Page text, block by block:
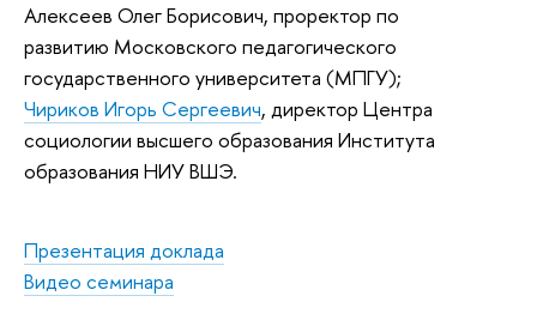
Алексеев Олег Борисович, проректор по
развитию Московского педагогического
государственного университета (МПГУ);
Чириков Игорь Сергеевич, директор Центра
социологии высшего образования Института
образования НИУ ВШЭ.
Презентация доклада
Видео семинара